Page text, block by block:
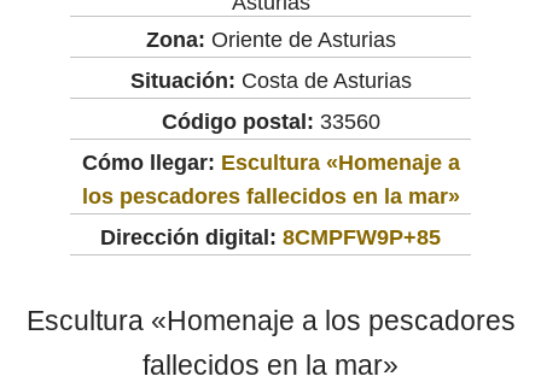
Zona: Oriente de Asturias
Situación: Costa de Asturias
Código postal: 33560
Cómo llegar: Escultura «Homenaje a
los pescadores fallecidos en la mar»
Dirección digital: 8CMPFW9P+85
Escultura «Homenaje a los pescadores
fallecidos en la mar»